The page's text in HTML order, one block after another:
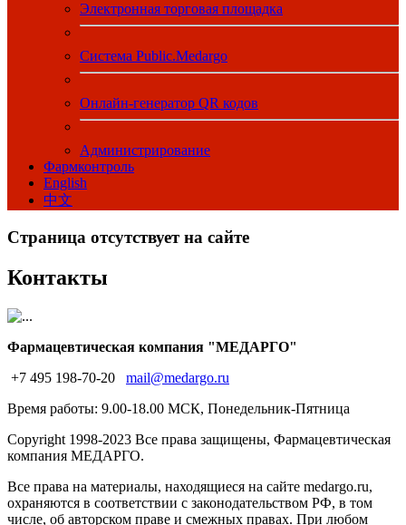
Электронная торговая площадка
Система Public.Medargo
Онлайн-генератор QR кодов
Администрирование
Фармконтроль
English
中文
Страница отсутствует на сайте
Контакты
Фармацевтическая компания "МЕДАРГО"
+7 495 198-70-20
mail@medargo.ru
Время работы: 9.00-18.00 МСК, Понедельник-Пятница
Copyright 1998-2023 Все права защищены, Фармацевтическая
компания МЕДАРГО.
Все права на материалы, находящиеся на сайте medargo.ru,
охраняются в соответствии с законодательством РФ, в том
числе, об авторском праве и смежных правах. При любом